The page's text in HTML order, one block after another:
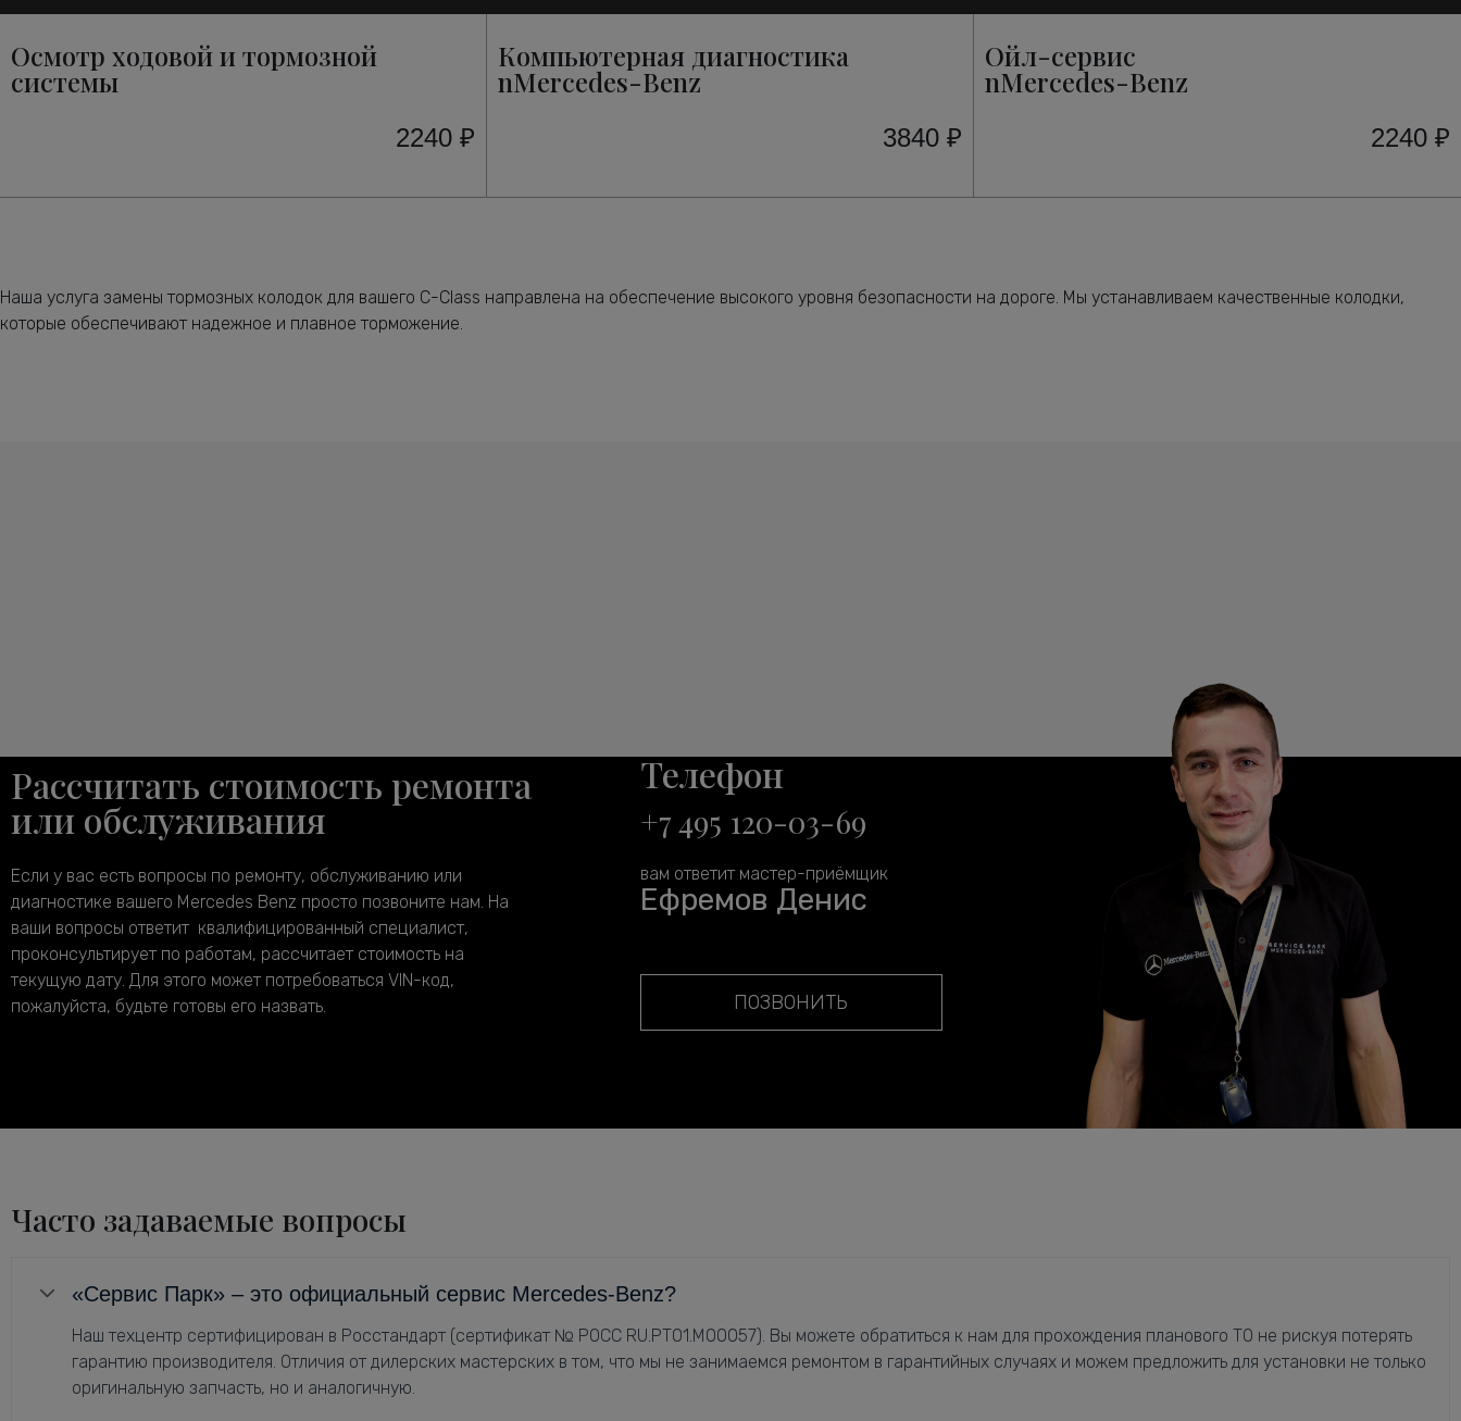
Осмотр ходовой и тормозной
системы
2240 ₽
Компьютерная диагностика
nMercedes-Benz
3840 ₽
Ойл-сервис
nMercedes-Benz
2240 ₽
Наша услуга замены тормозных колодок для вашего C-Class направлена на обеспечение высокого уровня безопасности на дороге. Мы устанавливаем качественные колодки,
которые обеспечивают надежное и плавное торможение.
Рассчитать стоимость ремонта
или обслуживания
Если у вас есть вопросы по ремонту, обслуживанию или
диагностике вашего Mercedes Benz просто позвоните нам. На
ваши вопросы ответит квалифицированный специалист,
проконсультирует по работам, рассчитает стоимость на
текущую дату. Для этого может потребоваться VIN-код,
пожалуйста, будьте готовы его назвать.
Телефон
+7 495 120-03-69
вам ответит мастер-приёмщик
Ефремов Денис
ПОЗВОНИТЬ
Часто задаваемые вопросы
«Сервис Парк» – это официальный сервис Mercedes-Benz?
Наш техцентр сертифицирован в Росстандарт (сертификат № РОСС RU.РТ01.М00057). Вы можете обратиться к нам для прохождения планового ТО не рискуя потерять
гарантию производителя. Отличия от дилерских мастерских в том, что мы не занимаемся ремонтом в гарантийных случаях и можем предложить для установки не только
оригинальную запчасть, но и аналогичную.